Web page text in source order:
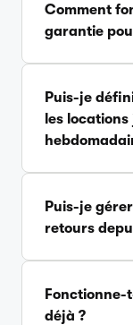
Comment
garantie
Puis-je
les
Puis-je
retours
Fonctionne-
déjà ?